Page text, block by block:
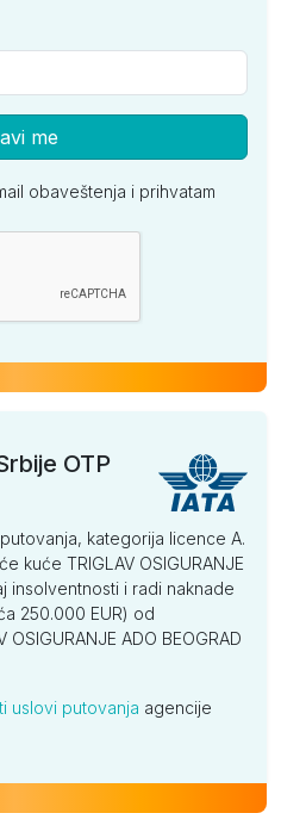
me
obaveštenja i prihvatam
OTP
kategorija licence A.
kuće TRIGLAV OSIGURANJE
insolventnosti i radi naknade
250.000 EUR) od
ADO BEOGRAD
uslovi putovanja agencije